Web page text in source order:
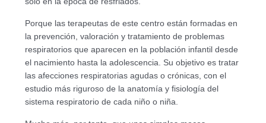
Porque las terapeutas de este centro están formadas en
la prevención, valoración y tratamiento de problemas
respiratorios que aparecen en la población infantil desde
el nacimiento hasta la adolescencia. Su objetivo es tratar
las afecciones respiratorias agudas o crónicas, con el
estudio más riguroso de la anatomía y fisiología del
sistema respiratorio de cada niño o niña.